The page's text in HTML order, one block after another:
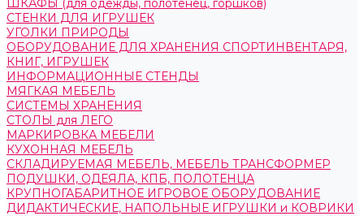
ШКАФЫ (для одежды, полотенец, горшков)
СТЕНКИ ДЛЯ ИГРУШЕК
УГОЛКИ ПРИРОДЫ
ОБОРУДОВАНИЕ ДЛЯ ХРАНЕНИЯ СПОРТИНВЕНТАРЯ,
КНИГ, ИГРУШЕК
ИНФОРМАЦИОННЫЕ СТЕНДЫ
МЯГКАЯ МЕБЕЛЬ
СИСТЕМЫ ХРАНЕНИЯ
СТОЛЫ для ЛЕГО
МАРКИРОВКА МЕБЕЛИ
КУХОННАЯ МЕБЕЛЬ
СКЛАДИРУЕМАЯ МЕБЕЛЬ, МЕБЕЛЬ ТРАНСФОРМЕР
ПОДУШКИ, ОДЕЯЛА, КПБ, ПОЛОТЕНЦА
КРУПНОГАБАРИТНОЕ ИГРОВОЕ ОБОРУДОВАНИЕ
ДИДАКТИЧЕСКИЕ, НАПОЛЬНЫЕ ИГРУШКИ и КОВРИКИ